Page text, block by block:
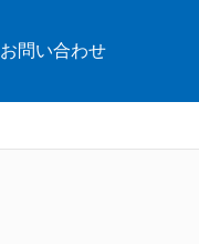
お問い合わせ